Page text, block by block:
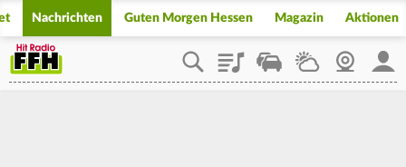
Nachrichten Guten Morgen Hessen Magazin Aktionen
PlaylistStaupilotWetterWebcam